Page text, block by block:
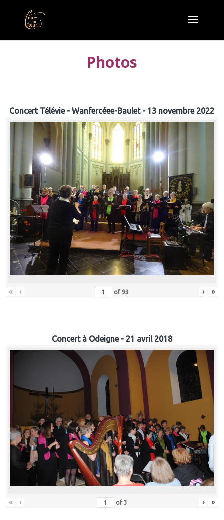
Photos
Concert Télévie - Wanfercéee-Baulet - 13 novembre 2022
« ‹ of 93 › »
Concert à Odeigne - 21 avril 2018
« ‹ of 3 › »